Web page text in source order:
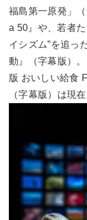
福島第一原発」
a 50』や、若者
イシズム”を追っ
動』（字幕版）
版 おいしい給食
（字幕版）は現在